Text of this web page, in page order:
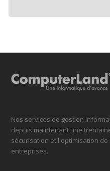
Nos services de gestion
depuis maintenant une
sécurisation et l'optimisation
entreprises.